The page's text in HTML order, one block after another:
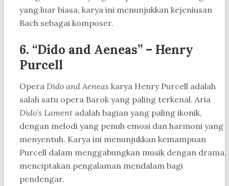
yang luar biasa, karya ini menunjukkan kejeniusan
Bach sebagai komposer.
6. “Dido and Aeneas” – Henry
Purcell
Opera Dido and Aeneas karya Henry Purcell adalah
salah satu opera Barok yang paling terkenal. Aria
Dido’s Lament adalah bagian yang paling ikonik,
dengan melodi yang penuh emosi dan harmoni yang
menyentuh. Karya ini menunjukkan kemampuan
Purcell dalam menggabungkan musik dengan drama,
menciptakan pengalaman mendalam bagi
pendengar.